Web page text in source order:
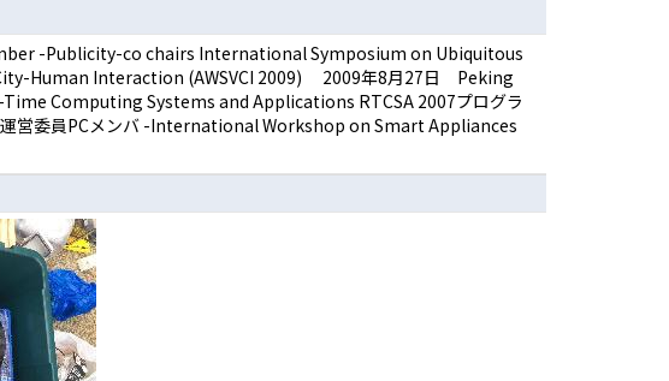
-Publicity-co chairs International Symposium on Ubiquitous
Human Interaction (AWSVCI 2009) 2009年8月27日 Peking
Computing Systems and Applications RTCSA 2007プログラ
委員PCメンバ -International Workshop on Smart Appliances